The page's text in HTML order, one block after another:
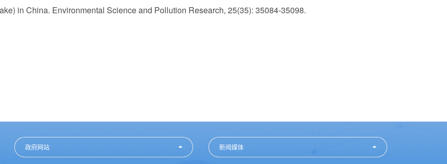
in China. Environmental Science and Pollution Research, 25(35): 35084-35098.
政府网站 新闻媒体